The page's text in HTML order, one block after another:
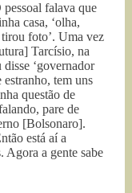
falava que
casa, ‘olha,
tirou foto’. Uma vez
Tarcísio, na
‘governador
tem uns
questão de
pare de
[Bolsonaro].
está aí a
Agora a gente sabe